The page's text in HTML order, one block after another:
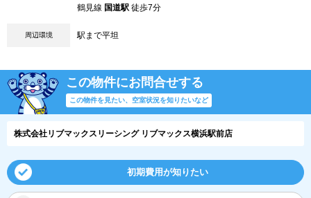
鶴見線 国道駅 徒歩7分
周辺環境 駅まで平坦
この物件にお問合せする
この物件を見たい、空室状況を知りたいなど
株式会社リブマックスリーシング リブマックス横浜駅前店
初期費用が知りたい